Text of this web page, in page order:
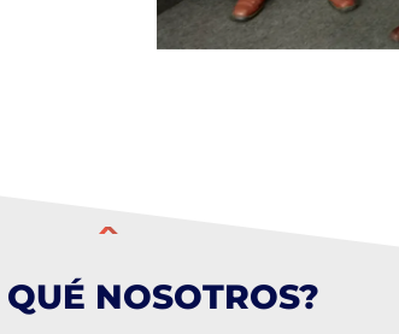
NOSOTROS?